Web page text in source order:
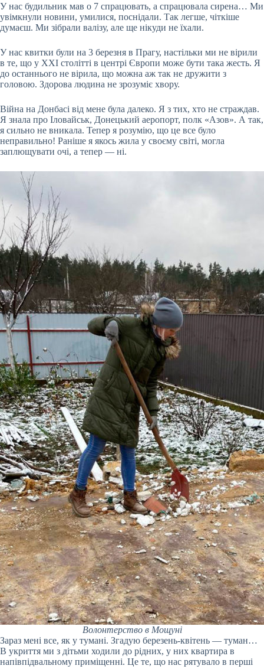
У нас будильник мав о 7 спрацювать, а спрацювала сирена… Ми
увімкнули новини, умилися, поснідали. Так легше, чіткіше
думаєш. Ми зібрали валізу, але ще нікуди не їхали.
У нас квитки були на 3 березня в Прагу, настільки ми не вірили
в те, що у ХХІ столітті в центрі Європи може бути така жесть. Я
до останнього не вірила, що можна аж так не дружити з
головою. Здорова людина не зрозуміє хвору.
Війна на Донбасі від мене була далеко. Я з тих, хто не страждав.
Я знала про Іловайськ, Донецький аеропорт, полк «Азов». А так,
я сильно не вникала. Тепер я розумію, що це все було
неправильно! Раніше я якось жила у своєму світі, могла
заплющувати очі, а тепер — ні.
Волонтерство в Мощуні
Зараз мені все, як у тумані. Згадую березень-квітень — туман…
В укриття ми з дітьми ходили до рідних, у них квартира в
напівпідвальному приміщенні. Це те, що нас рятувало в перші